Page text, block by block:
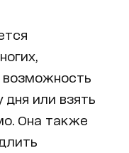
возможность
дня или взять
Она также